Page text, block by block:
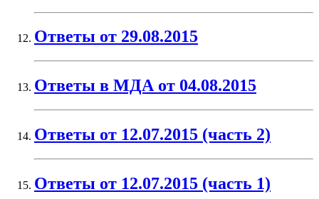
Ответы от 29.08.2015
Ответы в МДА от 04.08.2015
Ответы от 12.07.2015 (часть 2)
Ответы от 12.07.2015 (часть 1)